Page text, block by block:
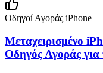
Οδηγοί Αγοράς iPhone
Μεταχειρισμένο
Οδηγός Αγοράς για